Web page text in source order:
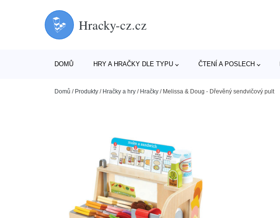
Hracky-cz.cz
DOMŮ HRY A HRAČKY DLE TYPU ČTENÍ A POSLECH
Domů / Produkty / Hračky a hry / Hračky / Melissa & Doug - Dřevěný sendvičový pult